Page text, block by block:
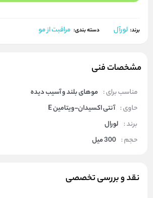
برند: لورآل دسته بندی: مراقبت از مو
مشخصات فنی
مناسب برای : موهای بلند و آسیب دیده
حاوی : آنتی اکسیدان-ویتامین E
برند : لورال
حجم : 300 میل
نقد و بررسی تخصصی